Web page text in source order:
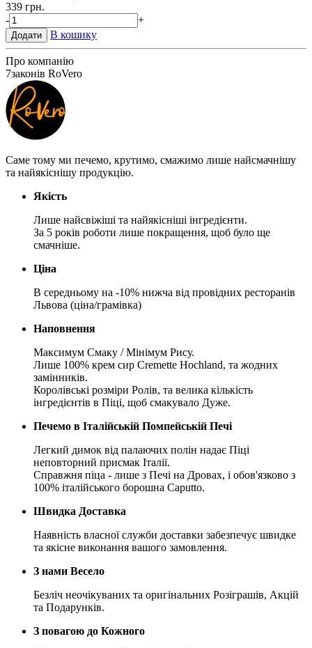
339 грн.
-
+
Додати В кошику
Про компанію
7законів RoVero
Саме тому ми печемо, крутимо, смажимо лише найсмачнішу
та найякіснішу продукцію.
Якість
Лише найсвіжіші та найякісніші інгредієнти.
За 5 років роботи лише покращення, щоб було ще
смачніше.
Ціна
В середньому на -10% нижча від провідних ресторанів
Львова (ціна/грамівка)
Наповнення
Максимум Смаку / Мінімум Рису.
Лише 100% крем сир Cremette Hochland, та жодних
замінників.
Королівські розміри Ролів, та велика кількість
інгредієнтів в Піці, щоб смакувало Дуже.
Печемо в Італійській Помпейській Печі
Легкий димок від палаючих полін надає Піці
неповторний присмак Італії.
Справжня піца - лише з Печі на Дровах, і обов'язково з
100% італійського борошна Caputto.
Швидка Доставка
Наявність власної служби доставки забезпечує швидке
та якісне виконання вашого замовлення.
З нами Весело
Безліч неочікуваних та оригінальних Розіграшів, Акцій
та Подарунків.
З повагою до Кожного